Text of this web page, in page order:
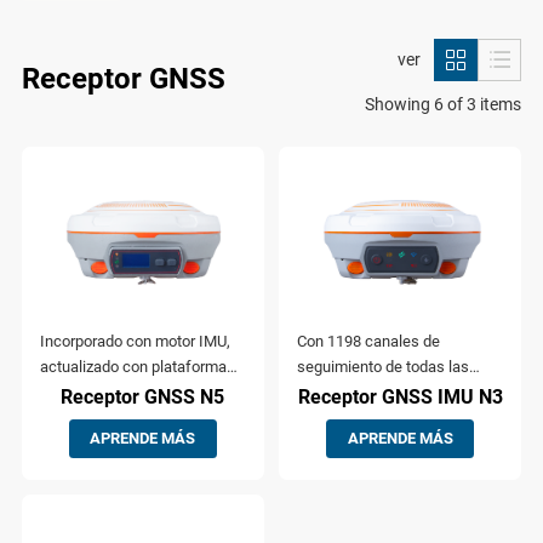
Receptor GNSS
ver
Showing 6 of 3 items
Receptor GNSS N5
Incorporado con motor IMU,
actualizado con plataforma
K8 para seguimiento de
constelaciones completas, y
equipado con UHF de largo
APRENDE MÁS
Receptor GNSS IMU N3
Con 1198 canales de
seguimiento de todas las
constelaciones en
funcionamiento y
planificadas, UHF mejorado
APRENDE MÁS